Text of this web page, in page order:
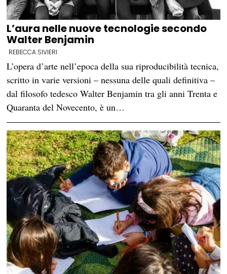
L’aura nelle nuove tecnologie secondo
Walter Benjamin
REBECCA SIVIERI
L’opera d’arte nell’epoca della sua riproducibilità tecnica,
scritto in varie versioni – nessuna delle quali definitiva –
dal filosofo tedesco Walter Benjamin tra gli anni Trenta e
Quaranta del Novecento, è un…